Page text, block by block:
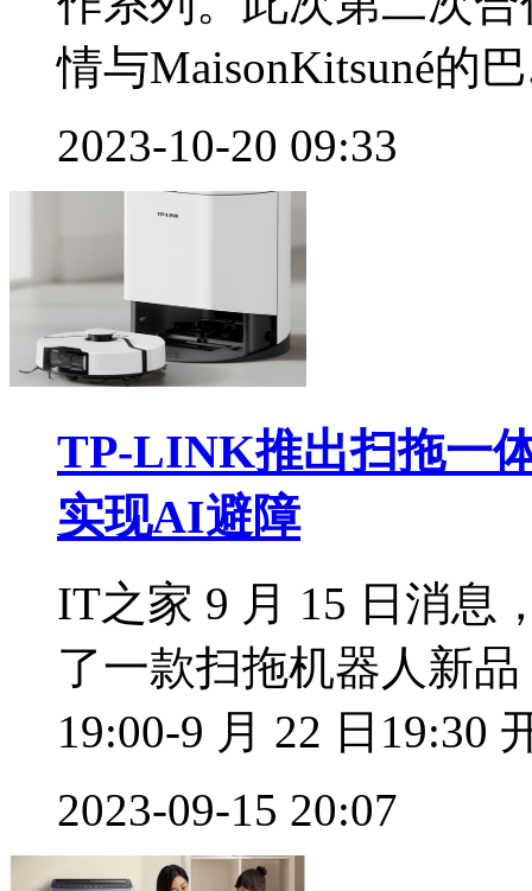
情与MaisonKitsuné的
2023-10-20 09:33
TP-LINK推出扫拖一
实现AI避障
IT之家 9 月 15 日消息
了一款扫拖机器人新
19:00-9 月 22 日19:30
2023-09-15 20:07